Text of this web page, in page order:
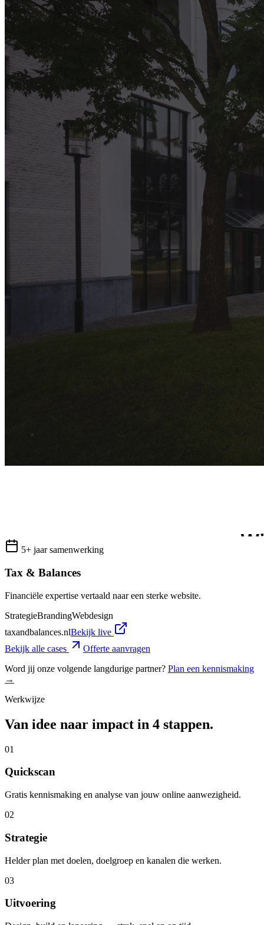
5+ jaar samenwerking
Tax & Balances
Financiële expertise vertaald naar een sterke website.
StrategieBrandingWebdesign
taxandbalances.nlBekijk live
Bekijk alle cases
Offerte aanvragen
Word jij onze volgende langdurige partner? Plan een kennismaking
→
Werkwijze
Van idee naar impact in 4 stappen.
01
Quickscan
Gratis kennismaking en analyse van jouw online aanwezigheid.
02
Strategie
Helder plan met doelen, doelgroep en kanalen die werken.
03
Uitvoering